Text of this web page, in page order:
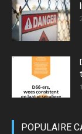
POPULAIRE